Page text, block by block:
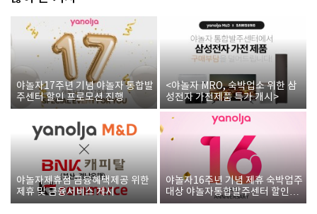
야놀자17주년 기념 야놀자 통합발
주센터 할인 프로모션 진행
<야놀자 MRO, 숙박업소 위한 삼
성전자 가전제품 특가 개시>
야놀자제휴점 금융혜택제공 위한
제휴 및 금융서비스 게시
야놀자16주년 기념 제휴 숙박업주
대상 야놀자통합발주센터 할인쿠
폰 증정